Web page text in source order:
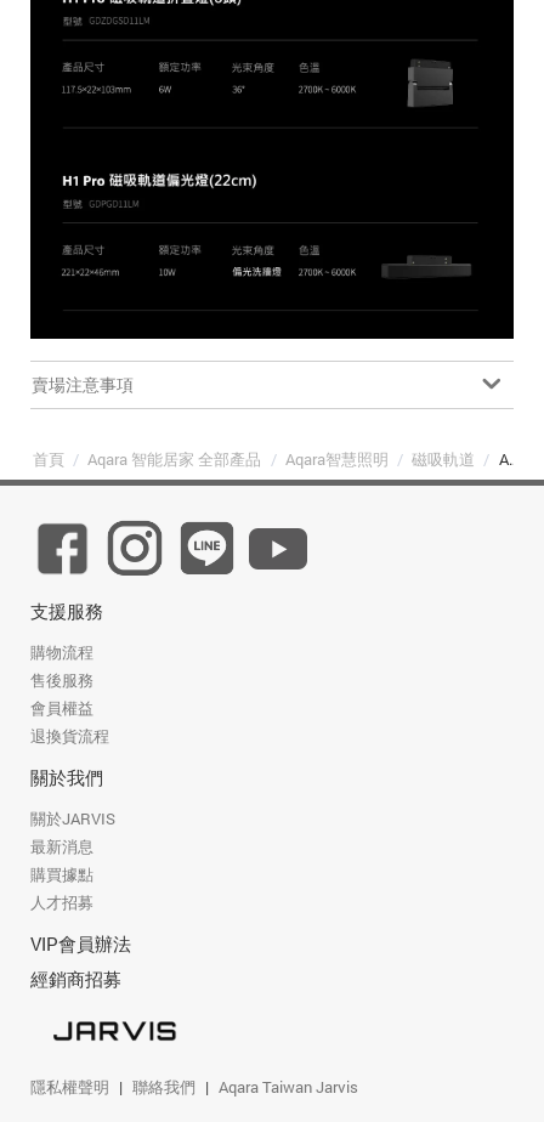
賣場注意事項
首頁 / Aqara 智能居家 全部產品 / Aqara智慧照明 / 磁吸軌道 / Aqara H1 Pro 磁吸軌道/智能燈具
支援服務
購物流程
售後服務
會員權益
退換貨流程
關於我們
關於JARVIS
最新消息
購買據點
人才招募
VIP會員辦法
經銷商招募
隱私權聲明 聯絡我們 Aqara Taiwan Jarvis